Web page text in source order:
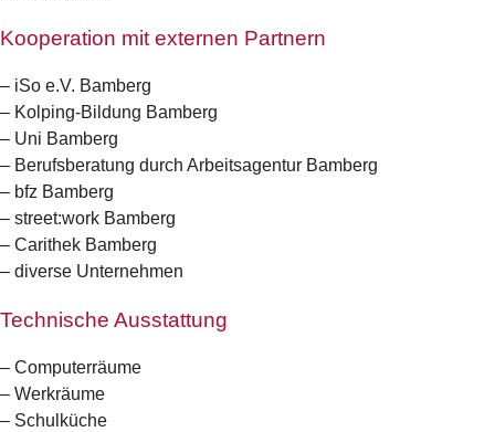
Kooperation mit externen Partnern
– iSo e.V. Bamberg
– Kolping-Bildung Bamberg
– Uni Bamberg
– Berufsberatung durch Arbeitsagentur Bamberg
– bfz Bamberg
– street:work Bamberg
– Carithek Bamberg
– diverse Unternehmen
Technische Ausstattung
– Computerräume
– Werkräume
– Schulküche